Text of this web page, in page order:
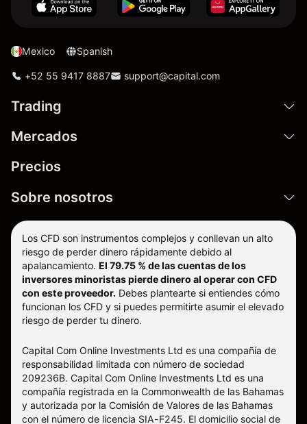
Mexico Spanish
+52 55 9417 8887 support@capital.com
Trading
Mercados
Precios
Sobre nosotros
Los CFD son instrumentos complejos y conllevan un alto
riesgo de perder dinero rápidamente debido al
apalancamiento. El 79.75 % de las cuentas de los
inversores minoristas pierde dinero al operar con CFD
con este proveedor. Debes plantearte si entiendes cómo
funcionan los CFD y si puedes permitirte asumir el elevado
riesgo de perder tu dinero.
Capital Com Online Investments Ltd es una compañía de
responsabilidad limitada con número de sociedad
209236B. Capital Com Online Investments Ltd es una
compañía registrada en la Commonwealth de las Bahamas
y autorizada por la Comisión de Valores de las Bahamas
con el número de licencia SIA-F245. El domicilio social de